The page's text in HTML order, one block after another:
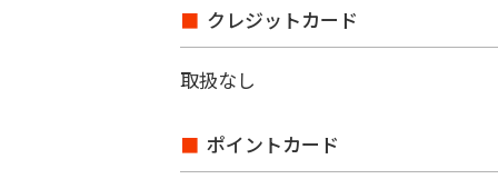
クレジットカード
取扱なし
ポイントカード